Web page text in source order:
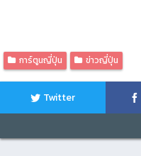
การ์ตูนญี่ปุ่น ข่าวญี่ปุ่น
Twitter